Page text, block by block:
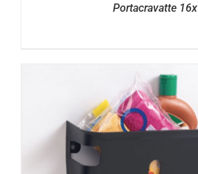
Portacravatte 16x